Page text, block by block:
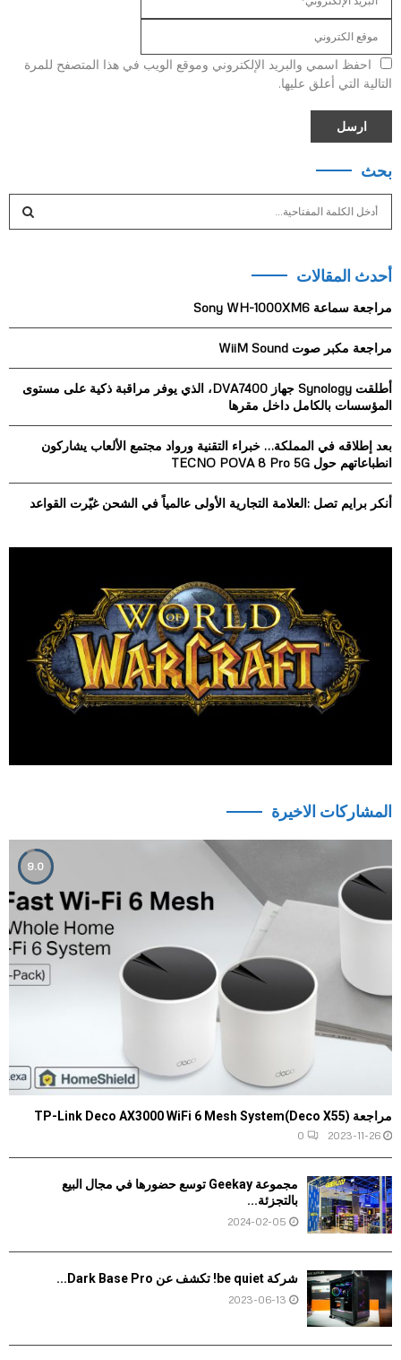
احفظ اسمي والبريد الإلكتروني وموقع الويب في هذا المتصفح للمرة
التالية التي أعلق عليها.
بحث
c
f
r
:
C
H
أحدث المقالات
مراجعة سماعة Sony WH-1000XM6
مراجعة مكبر صوت WiiM Sound
أطلقت Synology جهاز DVA7400، الذي يوفر مراقبة ذكية على مستوى
المؤسسات بالكامل داخل مقرها
بعد إطلاقه في المملكة… خبراء التقنية ورواد مجتمع الألعاب يشاركون
انطباعاتهم حول TECNO POVA 8 Pro 5G
أنكر برايم تصل :العلامة التجارية الأولى عالمياً في الشحن غيّرت القواعد
المشاركات الاخيرة
مراجعة TP-Link Deco AX3000 WiFi 6 Mesh System(Deco X55)
2023-11-26
0
9.0
مجموعة Geekay توسع حضورها في مجال البيع
بالتجزئة...
2024-02-05
شركة be quiet! تكشف عن Dark Base Pro...
2023-06-13